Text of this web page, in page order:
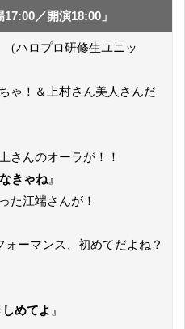
／開演18:00」
（ハロプロ研修生ユニッ
ゃ！＆上村さん美人さんだ
さんのオーラが！！
きゃね』
た江端さんが！
ーマンス、初めてだよね？
めてよ 』